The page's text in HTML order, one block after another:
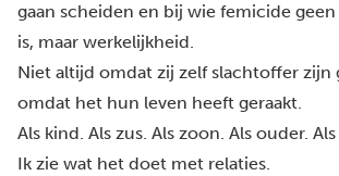
gaan scheiden en bij wie femicide
is, maar werkelijkheid.
Niet altijd omdat zij zelf slachtoffer zijn
omdat het hun leven heeft geraakt.
Als kind. Als zus. Als zoon. Als ouder.
Ik zie wat het doet met relaties.